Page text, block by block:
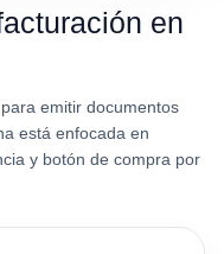
en
emitir documentos
está enfocada en
y botón de compra por